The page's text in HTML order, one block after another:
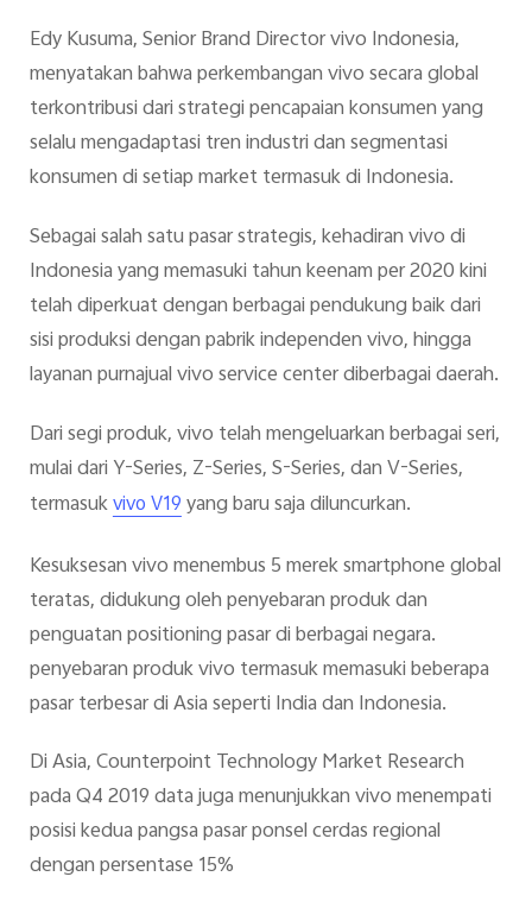
Edy Kusuma, Senior Brand Director vivo Indonesia,
menyatakan bahwa perkembangan vivo secara global
terkontribusi dari strategi pencapaian konsumen yang
selalu mengadaptasi tren industri dan segmentasi
konsumen di setiap market termasuk di Indonesia.
Sebagai salah satu pasar strategis, kehadiran vivo di
Indonesia yang memasuki tahun keenam per 2020 kini
telah diperkuat dengan berbagai pendukung baik dari
sisi produksi dengan pabrik independen vivo, hingga
layanan purnajual vivo service center diberbagai daerah.
Dari segi produk, vivo telah mengeluarkan berbagai seri,
mulai dari Y-Series, Z-Series, S-Series, dan V-Series,
termasukvivo V19yang baru saja diluncurkan.
Kesuksesan vivo menembus 5 merek smartphone global
teratas, didukung oleh penyebaran produk dan
penguatan positioning pasar di berbagai negara.
penyebaran produk vivo termasuk memasuki beberapa
pasar terbesar di Asia seperti India dan Indonesia.
Di Asia, Counterpoint Technology Market Research
pada Q4 2019 data juga menunjukkan vivo menempati
posisi kedua pangsa pasar ponsel cerdas regional
dengan persentase 15%